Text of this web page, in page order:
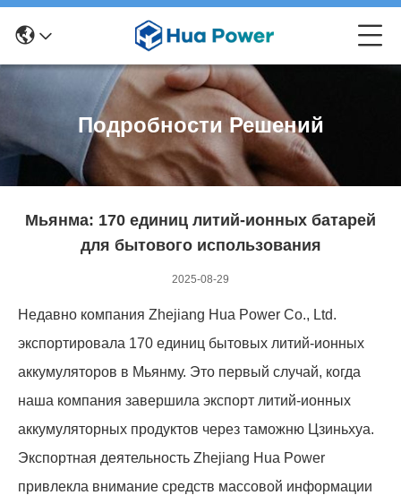
Подробности Решений
Мьянма: 170 единиц литий-ионных батарей
для бытового использования
2025-08-29
Недавно компания Zhejiang Hua Power Co., Ltd.
экспортировала 170 единиц бытовых литий-ионных
аккумуляторов в Мьянму. Это первый случай, когда
наша компания завершила экспорт литий-ионных
аккумуляторных продуктов через таможню Цзиньхуа.
Экспортная деятельность Zhejiang Hua Power
привлекла внимание средств массовой информации